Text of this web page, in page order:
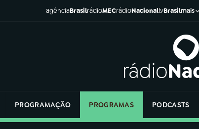
agênciaBrasilrádioMECrádioNacionaltvBrasilmais
PROGRAMAÇÃO PROGRAMAS PODCASTS